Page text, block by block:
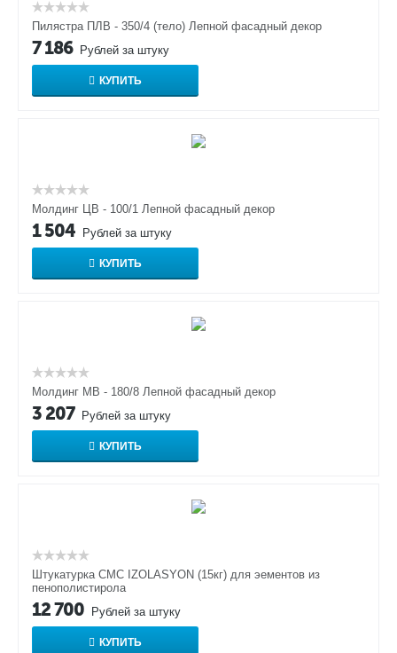
Пилястра ПЛВ - 350/4 (тело) Лепной фасадный декор
7 186 Рублей за штуку
КУПИТЬ
Молдинг ЦВ - 100/1 Лепной фасадный декор
1 504 Рублей за штуку
КУПИТЬ
Молдинг МВ - 180/8 Лепной фасадный декор
3 207 Рублей за штуку
КУПИТЬ
Штукатурка СMC IZOLASYON (15кг) для эементов из
пенополистирола
12 700 Рублей за штуку
КУПИТЬ